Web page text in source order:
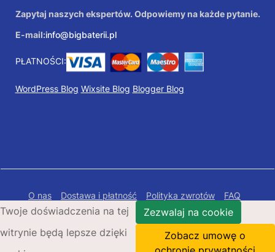
Zapytaj naszych ekspertów. Odpowiemy na każde pytanie.
E-mail:info@bigbaterii.pl
PŁATNOŚCI:
WordPress Blog Wixsite Blog Blogger Blog
O nas Dostawa i płatność Polityka zwrotów
FAQ
Polityka prywatności
Mapa Strony
Copyright © 2026 Bigbaterii.pl. Wszelkie prawa
zastrzeżone.
Twoje doświadczenia na tej
witrynie będą lepsze dzięki
Zezwalaj na cookie
Zobacz umowę o